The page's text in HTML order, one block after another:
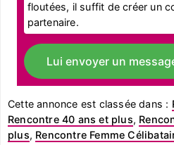
floutées, il suffit de créer un
partenaire.
Lui envoyer un
Cette annonce est classée dans :
Rencontre 40 ans et plus,
plus, Rencontre Femme